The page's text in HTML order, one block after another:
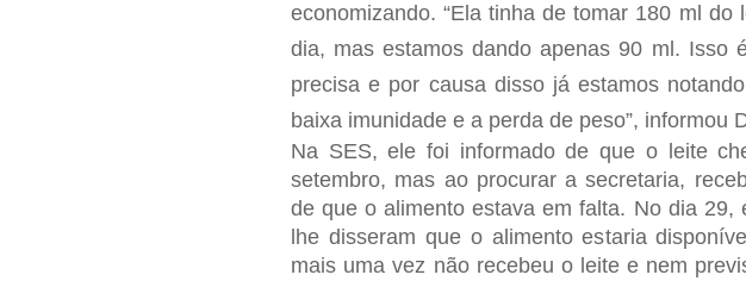
economizando. “Ela tinha de tomar 180 ml do
dia, mas estamos dando apenas 90 ml. Isso
precisa e por causa disso já estamos
baixa imunidade e a perda de peso”, informou
Na SES, ele foi informado de que o leite
setembro, mas ao procurar a secre­taria,
de que o alimento estava em falta. No dia 29,
lhe disseram que o alimento estaria
mais uma vez não recebeu o leite e nem